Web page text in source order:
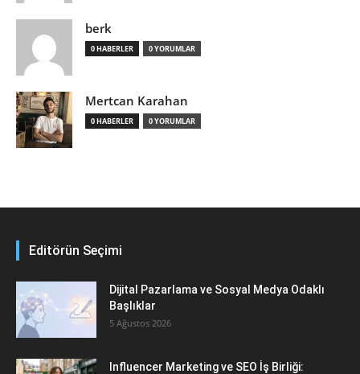
berk
0 HABERLER 0 YORUMLAR
Mertcan Karahan
0 HABERLER 0 YORUMLAR
Editörün Seçimi
Dijital Pazarlama ve Sosyal Medya Odaklı
Başlıklar
5 Ağustos 2026
Influencer Marketing ve SEO İş Birliği: